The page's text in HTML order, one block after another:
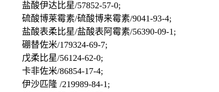
盐酸伊达比星/57852-57-0;
硫酸博莱霉素/硫酸博来霉素/9041-93-4;
盐酸表柔比星/盐酸表阿霉素/56390-09-1;
硼替佐米/179324-69-7;
戊柔比星/56124-62-0;
卡非佐米/86854-17-4;
伊沙匹隆 /219989-84-1;